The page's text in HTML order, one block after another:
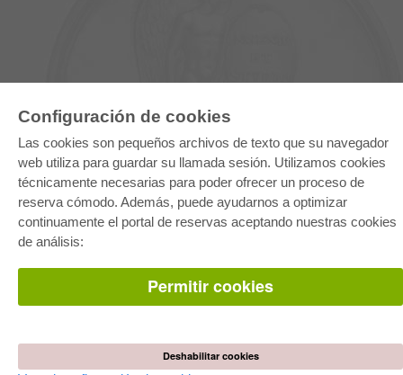
Configuración de cookies
Las cookies son pequeños archivos de texto que su navegador
web utiliza para guardar su llamada sesión. Utilizamos cookies
técnicamente necesarias para poder ofrecer un proceso de
reserva cómodo. Además, puede ayudarnos a optimizar
continuamente el portal de reservas aceptando nuestras cookies
de análisis:
Permitir cookies
Deshabilitar cookies
Paquete entero
Paquete de especialidades
Pick & Choose
Facilitación de E-Books
Condiciones
AUTOR WERDEN
Publicar disertación